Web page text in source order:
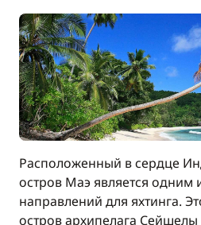
Полотенца
Постельное белье
Спинакер
Расположенный в сердце
остров Маэ является одним
направлений для яхтинга.
остров архипелага Сейшелы